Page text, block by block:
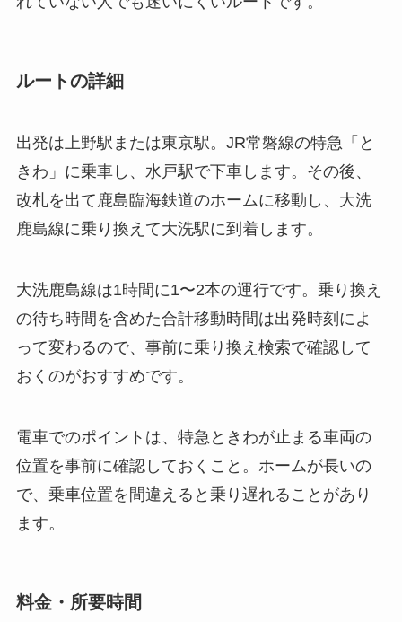
ルートの詳細
出発は上野駅または東京駅。JR常磐線の特急「と
きわ」に乗車し、水戸駅で下車します。その後、
改札を出て鹿島臨海鉄道のホームに移動し、大洗
鹿島線に乗り換えて大洗駅に到着します。
大洗鹿島線は1時間に1〜2本の運行です。乗り換え
の待ち時間を含めた合計移動時間は出発時刻によ
って変わるので、事前に乗り換え検索で確認して
おくのがおすすめです。
電車でのポイントは、特急ときわが止まる車両の
位置を事前に確認しておくこと。ホームが長いの
で、乗車位置を間違えると乗り遅れることがあり
ます。
料金・所要時間